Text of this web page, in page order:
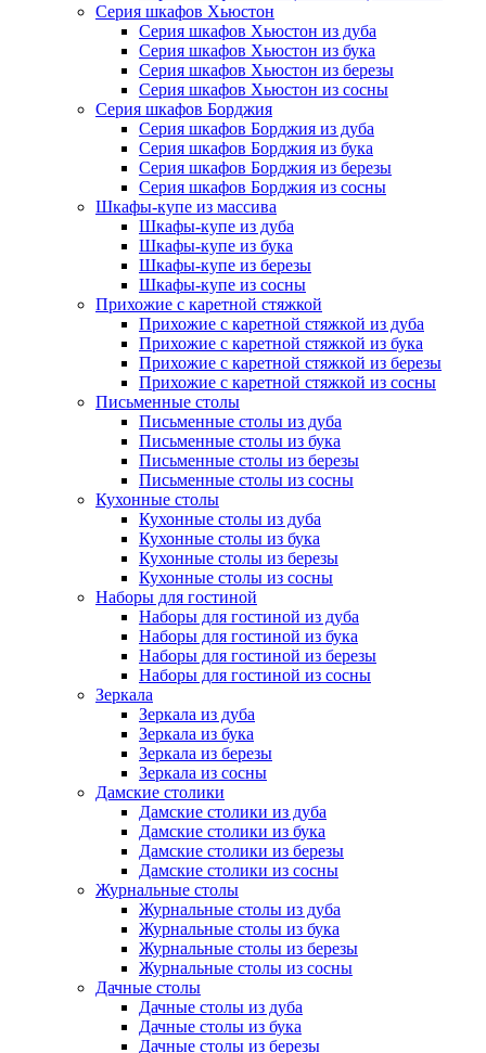
Серия шкафов Хьюстон
Серия шкафов Хьюстон из дуба
Серия шкафов Хьюстон из бука
Серия шкафов Хьюстон из березы
Серия шкафов Хьюстон из сосны
Серия шкафов Борджия
Серия шкафов Борджия из дуба
Серия шкафов Борджия из бука
Серия шкафов Борджия из березы
Серия шкафов Борджия из сосны
Шкафы-купе из массива
Шкафы-купе из дуба
Шкафы-купе из бука
Шкафы-купе из березы
Шкафы-купе из сосны
Прихожие с каретной стяжкой
Прихожие с каретной стяжкой из дуба
Прихожие с каретной стяжкой из бука
Прихожие с каретной стяжкой из березы
Прихожие с каретной стяжкой из сосны
Письменные столы
Письменные столы из дуба
Письменные столы из бука
Письменные столы из березы
Письменные столы из сосны
Кухонные столы
Кухонные столы из дуба
Кухонные столы из бука
Кухонные столы из березы
Кухонные столы из сосны
Наборы для гостиной
Наборы для гостиной из дуба
Наборы для гостиной из бука
Наборы для гостиной из березы
Наборы для гостиной из сосны
Зеркала
Зеркала из дуба
Зеркала из бука
Зеркала из березы
Зеркала из сосны
Дамские столики
Дамские столики из дуба
Дамские столики из бука
Дамские столики из березы
Дамские столики из сосны
Журнальные столы
Журнальные столы из дуба
Журнальные столы из бука
Журнальные столы из березы
Журнальные столы из сосны
Дачные столы
Дачные столы из дуба
Дачные столы из бука
Дачные столы из березы